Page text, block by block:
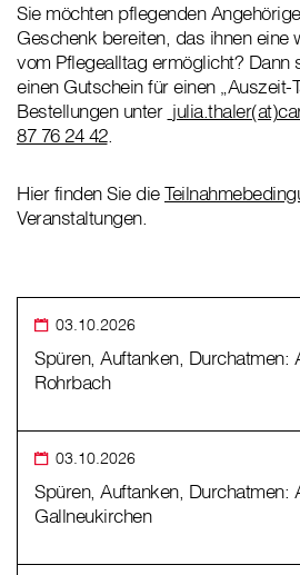
Sie möchten pflegenden
Geschenk bereiten, das ihnen eine
vom Pflegealltag ermöglicht? Dann
einen Gutschein für einen „Auszeit-
Bestellungen unter
87 76 24 42.
Hier finden Sie die
Veranstaltungen.
03.10.2026
Spüren, Auftanken, Durchatmen:
Rohrbach
03.10.2026
Spüren, Auftanken, Durchatmen:
Gallneukirchen